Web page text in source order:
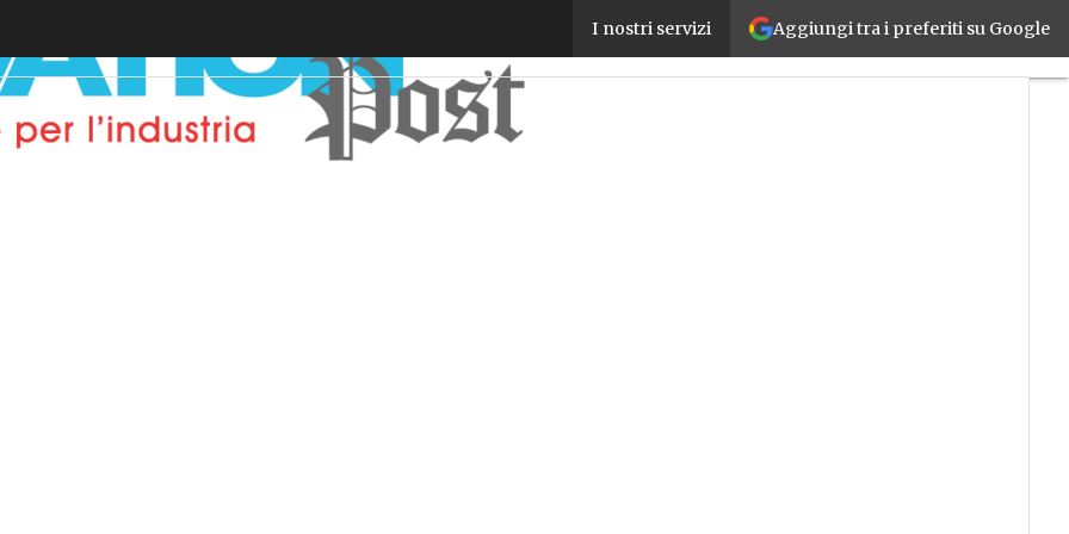
Aggiungi tra i preferiti su Google
I nostri servizi
IndraDrive Mi di Bosch Rexroth ora con nuove